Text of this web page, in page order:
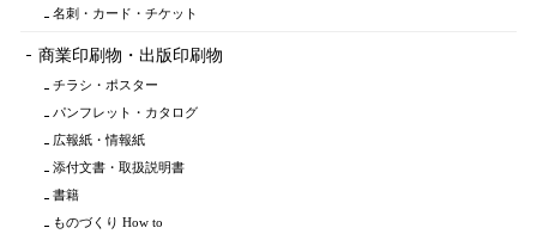
名刺・カード・チケット
商業印刷物・出版印刷物
チラシ・ポスター
パンフレット・カタログ
広報紙・情報紙
添付文書・取扱説明書
書籍
ものづくり How to